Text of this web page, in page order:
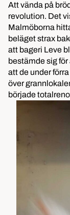
Att vända på
revolution. Det
Malmöborna
beläget strax
att bageri Leve
bestämde sig
att de under
över
började